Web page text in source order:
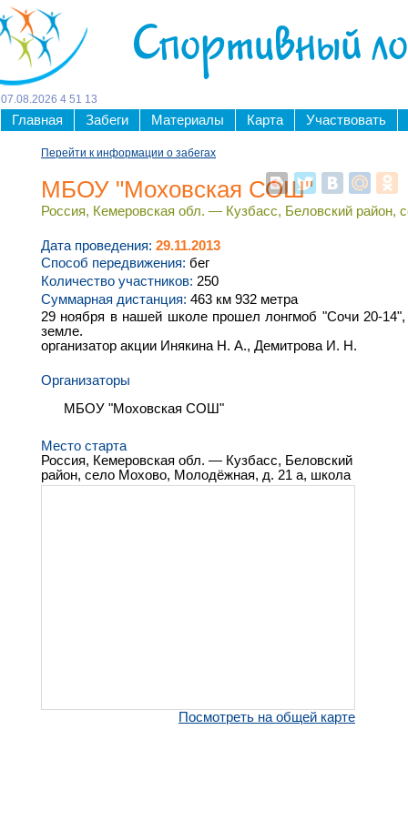
Спортивный
07 08 2026 4 51 14
Главная Забеги Материалы Карта Участвовать
Перейти к информации о забегах
МБОУ "Моховская СОШ"
Россия, Кемеровская обл. — Кузбасс, Беловский
Дата проведения: 29.11.2013
Способ передвижения: бег
Количество участников: 250
Суммарная дистанция: 463 км 932 метра
29 ноября в нашей школе прошел лонгмоб "Сочи 20-
земле.
организатор акции Инякина Н. А., Демитрова И. Н.
Организаторы
МБОУ "Моховская СОШ"
Место старта
Россия, Кемеровская обл. — Кузбасс, Беловский
район, село Мохово, Молодёжная, д. 21 а, школа
Посмотреть на общей карте